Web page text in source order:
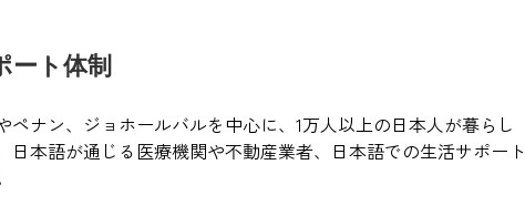
ート体制
ナン、ジョホールバルを中心に、1万人以上の日本人が暮らし
日本語が通じる医療機関や不動産業者、日本語での生活サポート